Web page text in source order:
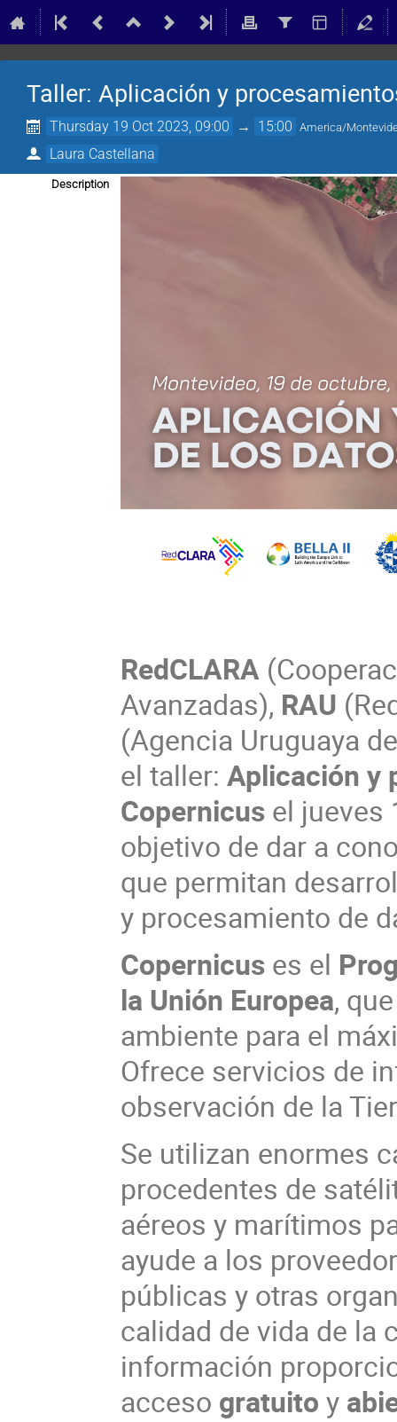
Taller: Aplicación y
Thursday 19 Oct 2023, 09:00 → 15:00 America/
Laura Castellana
Description
RedCLARA
Avanzadas), RAU
(Agencia Uruguaya
el taller:Aplicación y
Copernicus el jueves
objetivo de dar a
que permitan
y procesamiento de
Copernicus es el
la Unión Europea,
ambiente para el
Ofrece servicios de
observación de la
Se utilizan enormes
procedentes de
aéreos y marítimos
ayude a los
públicas y otras
calidad de vida de la
información
acceso gratuito y